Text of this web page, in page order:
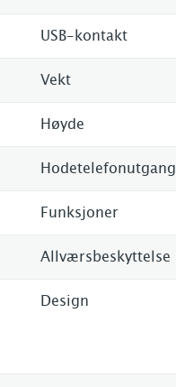
USB-kontakt
Vekt
Høyde
Hodetelefonutgang
Funksjoner
Allværsbeskyttelse
Design